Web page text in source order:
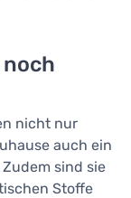
noch
nicht nur
auch ein
sind sie
Stoffe